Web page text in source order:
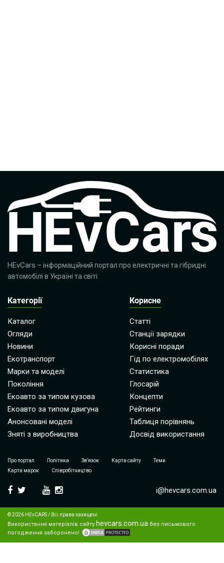
HEvCars – інформаційний портал про електричні та гібридні
автомобілі в Україні та світі
Категорії
Каталог
Огляди
Новини
Екотранспорт
Марки та моделі
Покоління
Екоавто за типом кузова
Екоавто за типом двигуна
Анонсовані моделі
Зняті з виробництва
Корисне
Статті
Станції зарядки
Корисні поради
Гід по електромобілях
Статистика
Глосарій
Концепти
Рейтинги
Таблиця порівнянь
Досвід використання
Про портал Політика Зв’язок Карта сайту
Теми
Карта марок
Співробітництво
i@hevcars.com.ua
© 2026 HEvCARS / Всі права захищені
Використання матеріалів сайту hevcars.com.ua без письмового
погодження заборонено!